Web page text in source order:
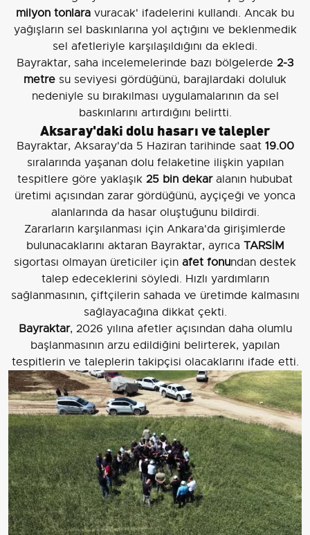
milyon tonlara vuracak' ifadelerini kullandı. Ancak bu
yağışların sel baskınlarına yol açtığını ve beklenmedik
sel afetleriyle karşılaşıldığını da ekledi.
Bayraktar, saha incelemelerinde bazı bölgelerde 2-3
metre su seviyesi gördüğünü, barajlardaki doluluk
nedeniyle su bırakılması uygulamalarının da sel
baskınlarını artırdığını belirtti.
Aksaray'daki dolu hasarı ve talepler
Bayraktar, Aksaray'da 5 Haziran tarihinde saat 19.00
sıralarında yaşanan dolu felaketine ilişkin yapılan
tespitlere göre yaklaşık 25 bin dekaralanın hububat
üretimi açısından zarar gördüğünü, ayçiçeği ve yonca
alanlarında da hasar oluştuğunu bildirdi.
Zararların karşılanması için Ankara'da girişimlerde
bulunacaklarını aktaran Bayraktar, ayrıca TARSİM
sigortası olmayan üreticiler için afet fonundan destek
talep edeceklerini söyledi. Hızlı yardımların
sağlanmasının, çiftçilerin sahada ve üretimde kalmasını
sağlayacağına dikkat çekti.
Bayraktar, 2026 yılına afetler açısından daha olumlu
başlanmasının arzu edildiğini belirterek, yapılan
tespitlerin ve taleplerin takipçisi olacaklarını ifade etti.